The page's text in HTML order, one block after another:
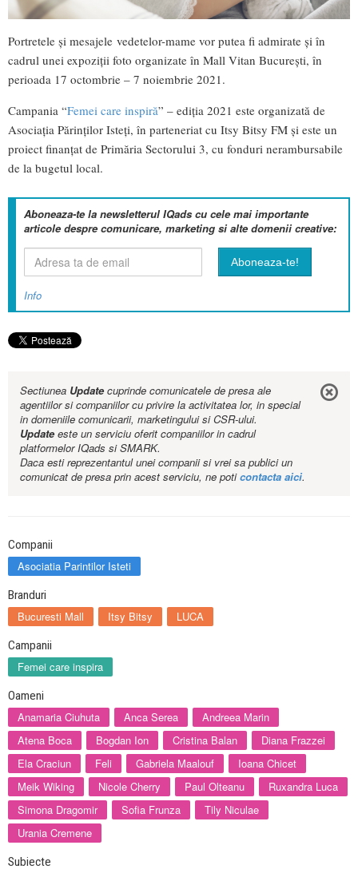
Portretele și mesajele vedetelor-mame vor putea fi admirate și în
cadrul unei expoziții foto organizate în Mall Vitan București, în
perioada 17 octombrie – 7 noiembrie 2021.
Campania “Femei care inspiră” – ediția 2021 este organizată de
Asociația Părinților Isteți, în parteneriat cu Itsy Bitsy FM și este un
proiect finanțat de Primăria Sectorului 3, cu fonduri nerambursabile
de la bugetul local.
Aboneaza-te la newsletterul IQads cu cele mai importante
articole despre comunicare, marketing si alte domenii creative:
Info
Sectiunea Updatecuprinde comunicatele de presa ale
agentiilor si companiilor cu privire la activitatea lor, in special
in domeniile comunicarii, marketingului si CSR-ului.
Updateeste un serviciu oferit companiilor in cadrul
platformelor IQads si SMARK.
Daca esti reprezentantul unei companii si vrei sa publici un
comunicat de presa prin acest serviciu, ne poticontacta aici.
Companii
Asociatia Parintilor Isteti
Branduri
Bucuresti Mall Itsy Bitsy LUCA
Campanii
Femei care inspira
Oameni
Anamaria Ciuhuta Anca Serea
Andreea Marin
Atena Boca
Bogdan Ion Cristina Balan
Diana Frazzei
Ela Craciun
Feli Gabriela Maalouf
Ioana Chicet
Meik Wiking
Nicole Cherry Paul Olteanu
Ruxandra Luca
Simona Dragomir
Sofia Frunza
Tily Niculae
Urania Cremene
Subiecte